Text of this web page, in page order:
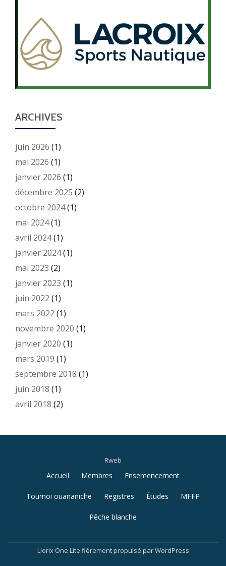
ARCHIVES
juin 2026 (1)
mai 2026 (1)
janvier 2026 (1)
décembre 2025 (2)
octobre 2024(1)
mai 2024(1)
avril 2024(1)
janvier 2024(1)
mai 2023 (2)
janvier 2023 (1)
juin 2022 (1)
mars 2022 (1)
novembre 2020 (1)
janvier 2020 (1)
mars 2019 (1)
septembre 2018 (1)
juin 2018 (1)
avril 2018 (2)
Rweb
Menu
secondaire
Accueil Membres Ensemencement
Tournoi ouananiche Registres Études MFFP
Pêche blanche
Llorix One Lite fièrement propulsé parWordPress